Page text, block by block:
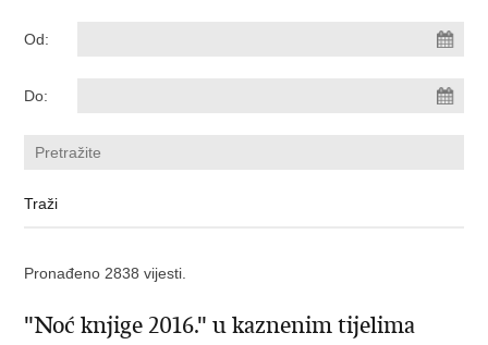
Od:
Do:
Pronađeno 2838 vijesti.
"Noć knjige 2016." u kaznenim tijelima